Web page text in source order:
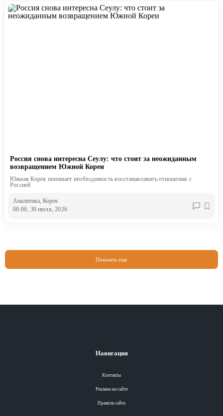
Россия снова интересна Сеулу: что стоит за неожиданным
возвращением Южной Кореи
Южная Корея понимает необходимость восстанавливать отношения с
Россией
Аналитика , Корея
08:00, 30 июля, 2026
Показать еще
Навигация
Контакты
Реклама на сайте
Правила сайта